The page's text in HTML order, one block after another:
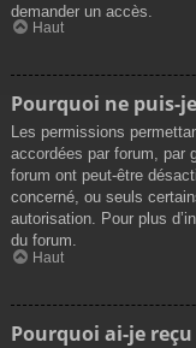
demander un accès.
Haut
Pourquoi ne puis-
Les permissions
accordées par forum, par
forum ont peut-être
concerné, ou seuls
autorisation. Pour plus
du forum.
Haut
Pourquoi ai-je